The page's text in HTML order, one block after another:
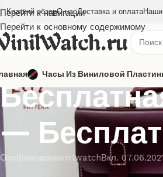
Перейти к навигации
Перейти к основному содержимому
Краткий обзорО насДоставка и оплатаНаши
Часы Из Виниловой
ПОРТФЕЛИ
—
ОпубликованоvinilwatchВкл. 07.06.2021